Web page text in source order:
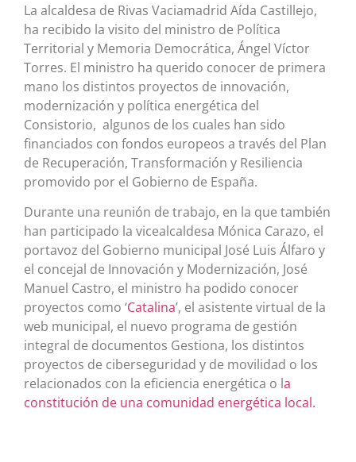
La alcaldesa de Rivas Vaciamadrid Aída Castillejo,
ha recibido la visito del ministro de Política
Territorial y Memoria Democrática, Ángel Víctor
Torres. El ministro ha querido conocer de primera
mano los distintos proyectos de innovación,
modernización y política energética del
Consistorio, algunos de los cuales han sido
financiados con fondos europeos a través del Plan
de Recuperación, Transformación y Resiliencia
promovido por el Gobierno de España.
Durante una reunión de trabajo, en la que también
han participado la vicealcaldesa Mónica Carazo, el
portavoz del Gobierno municipal José Luis Álfaro y
el concejal de Innovación y Modernización, José
Manuel Castro, el ministro ha podido conocer
proyectos como ‘Catalina’, el asistente virtual de la
web municipal, el nuevo programa de gestión
integral de documentos Gestiona, los distintos
proyectos de ciberseguridad y de movilidad o los
relacionados con la eficiencia energética o la
constitución de una comunidad energética local.